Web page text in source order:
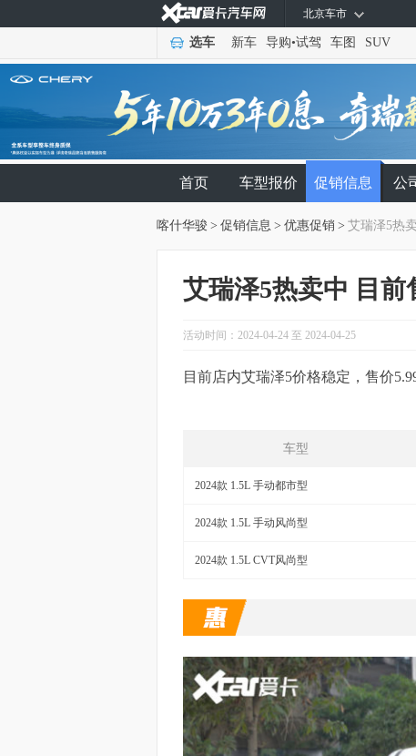
北京车市
选车 新车 导购•试驾 车图 SUV
首页 车型报价 促销信息 公
喀什华骏 > 促销信息 > 优惠促销 > 艾瑞泽5热
艾瑞泽5热卖中 目前
活动时间：2024-04-24 至 2024-04-25
目前店内艾瑞泽5价格稳定，售价
车型
2024款 1.5L 手动都市型
2024款 1.5L 手动风尚型
2024款 1.5L CVT风尚型